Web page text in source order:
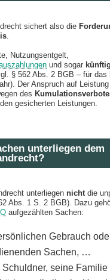
sichert also die
Nutzungsentgelt,
und sogar
§ 562 Abs. 2 BGB – für das
Der Anspruch auf
des
gesicherten Leistungen.
unterliegen dem
unterliegen nicht die
Abs. 1 S. 2 BGB). Dazu
aufgezählten Sachen:
Gebrauch
Sachen, …
Schuldner, seine